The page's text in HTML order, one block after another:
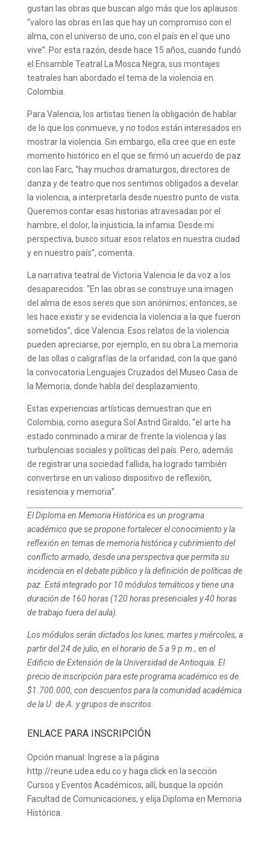
gustan las obras que buscan algo más que los aplausos:
“valoro las obras en las que hay un compromiso con el
alma, con el universo de uno, con el país en el que uno
vive”. Por esta razón, desde hace 15 años, cuando fundó
el Ensamble Teatral La Mosca Negra, sus montajes
teatrales han abordado el tema de la violencia en
Colombia.
Para Valencia, los artistas tienen la obligación de hablar
de lo que los conmueve, y no todos están interesados en
mostrar la violencia. Sin embargo, ella cree que en este
momento histórico en el que se firmó un acuerdo de paz
con las Farc, “hay muchos dramaturgos, directores de
danza y de teatro que nos sentimos obligados a develar
la violencia, a interpretarla desde nuestro punto de vista.
Queremos contar esas historias atravesadas por el
hambre, el dolor, la injusticia, la infamia. Desde mi
perspectiva, busco situar esos relatos en nuestra ciudad
y en nuestro país”, comenta.
La narrativa teatral de Victoria Valencia le da voz a los
desaparecidos: “En las obras se construye una imagen
del alma de esos seres que son anónimos; entonces, se
les hace existir y se evidencia la violencia a la que fueron
sometidos”, dice Valencia. Esos relatos de la violencia
pueden apreciarse, por ejemplo, en su obra La memoria
de las ollas o caligrafías de la orfandad, con la que ganó
la convocatoria Lenguajes Cruzados del Museo Casa de
la Memoria, donde habla del desplazamiento.
Estas experiencias artísticas demuestran que en
Colombia, como asegura Sol Astrid Giraldo, “el arte ha
estado conminado a mirar de frente la violencia y las
turbulencias sociales y políticas del país. Pero, además
de registrar una sociedad fallida, ha logrado también
convertirse en un valioso dispositivo de reflexión,
resistencia y memoria”.
El Diploma en Memoria Histórica es un programa
académico que se propone fortalecer el conocimiento y la
reflexión en temas de memoria histórica y cubrimiento del
conflicto armado, desde una perspectiva que permita su
incidencia en el debate público y la definición de políticas de
paz. Está integrado por 10 módulos temáticos y tiene una
duración de 160 horas (120 horas presenciales y 40 horas
de trabajo fuera del aula).
Los módulos serán dictados los lunes, martes y miércoles, a
partir del 24 de julio, en el horario de 5 a 9 p.m., en el
Edificio de Extensión de la Universidad de Antioquia. El
precio de inscripción para este programa académico es de
$1.700.000, con descuentos para la comunidad académica
de la U. de A. y grupos de inscritos.
ENLACE PARA INSCRIPCIÓN
Opción manual: Ingrese a la página
http://reune.udea.edu.co y haga click en la sección
Cursos y Eventos Académicos; allí, busque la opción
Facultad de Comunicaciones, y elija Diploma en Memoria
Histórica.